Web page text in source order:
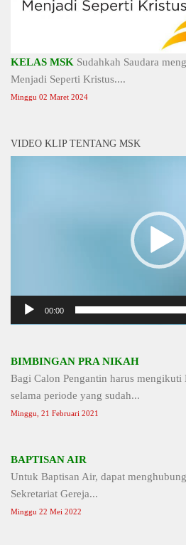
KELAS MSK Sudahkah Saudara
Menjadi Seperti Kristus....
Minggu 02 Maret 2024
VIDEO KLIP TENTANG MSK
00:00
BIMBINGAN PRA NIKAH
Bagi Calon Pengantin harus mengikuti
selama periode yang sudah...
Minggu, 21 Februari 2021
BAPTISAN AIR
Untuk Baptisan Air, dapat
Sekretariat Gereja...
Minggu 22 Mei 2022